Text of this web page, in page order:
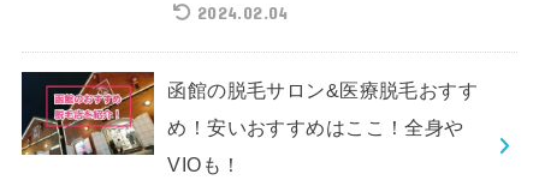
2024.02.04
函館の脱毛サロン&医療脱毛おすす
め！安いおすすめはここ！全身や
VIOも！